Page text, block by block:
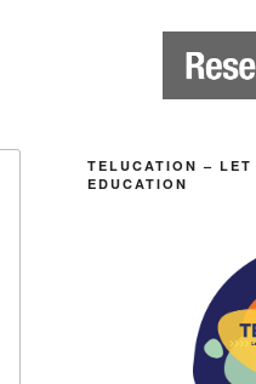
TELUCATION –
EDUCATION